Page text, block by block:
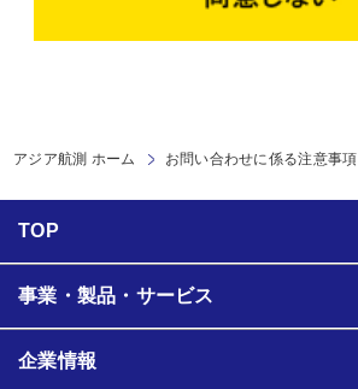
アジア航測 ホーム お問い合わせに係る注意事項
TOP
事業・製品・サービス
企業情報